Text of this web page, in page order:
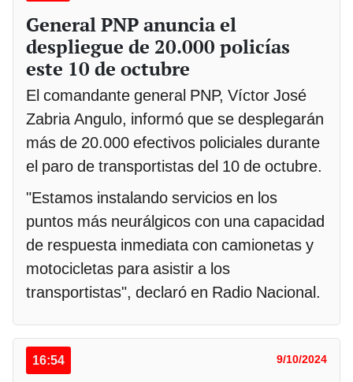
General PNP anuncia el
despliegue de 20.000 policías
este 10 de octubre
El comandante general PNP, Víctor José
Zabria Angulo, informó que se desplegarán
más de 20.000 efectivos policiales durante
el paro de transportistas del 10 de octubre.
"Estamos instalando servicios en los
puntos más neurálgicos con una capacidad
de respuesta inmediata con camionetas y
motocicletas para asistir a los
transportistas", declaró en Radio Nacional.
16:54 9/10/2024